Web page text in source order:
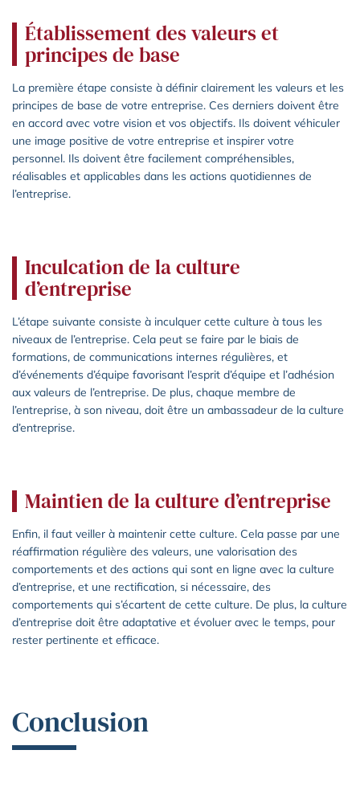
Établissement des valeurs et
principes de base
La première étape consiste à définir clairement les valeurs et les
principes de base de votre entreprise. Ces derniers doivent être
en accord avec votre vision et vos objectifs. Ils doivent véhiculer
une image positive de votre entreprise et inspirer votre
personnel. Ils doivent être facilement compréhensibles,
réalisables et applicables dans les actions quotidiennes de
l’entreprise.
Inculcation de la culture
d’entreprise
L’étape suivante consiste à inculquer cette culture à tous les
niveaux de l’entreprise. Cela peut se faire par le biais de
formations, de communications internes régulières, et
d’événements d’équipe favorisant l’esprit d’équipe et l’adhésion
aux valeurs de l’entreprise. De plus, chaque membre de
l’entreprise, à son niveau, doit être un ambassadeur de la culture
d’entreprise.
Maintien de la culture d’entreprise
Enfin, il faut veiller à maintenir cette culture. Cela passe par une
réaffirmation régulière des valeurs, une valorisation des
comportements et des actions qui sont en ligne avec la culture
d’entreprise, et une rectification, si nécessaire, des
comportements qui s’écartent de cette culture. De plus, la culture
d’entreprise doit être adaptative et évoluer avec le temps, pour
rester pertinente et efficace.
Conclusion